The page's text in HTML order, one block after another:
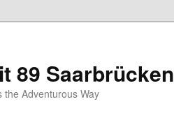
89 Saarbrücken
the Adventurous Way